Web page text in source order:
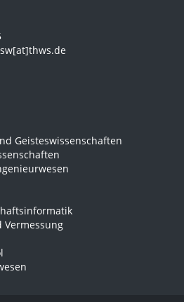
Geisteswissenschaften